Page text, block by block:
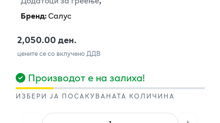
Бренд:Салус
2,050.00 ден.
цените се со вклучено ДДВ
Производот е на залиха!
ИЗБЕРИ ЈА ПОСАКУВАНАТА КОЛИЧИНА